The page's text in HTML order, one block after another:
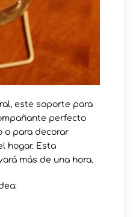
este soporte para
perfecto
o para decorar
hogar. Esta
más de una hora.